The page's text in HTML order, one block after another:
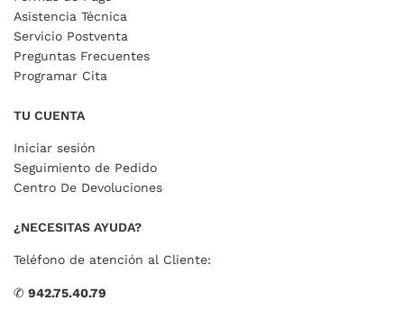
Asistencia Técnica
Servicio Postventa
Preguntas Frecuentes
Programar Cita
TU CUENTA
Iniciar sesión
Seguimiento de Pedido
Centro De Devoluciones
¿NECESITAS AYUDA?
Teléfono de atención al Cliente:
✆ 942.75.40.79